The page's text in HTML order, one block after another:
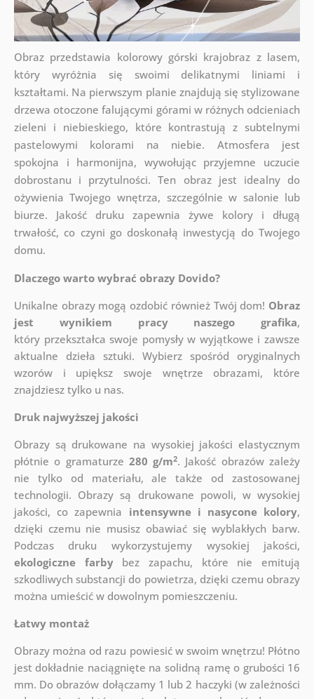
Obraz przedstawia kolorowy górski krajobraz z lasem,
który wyróżnia się swoimi delikatnymi liniami i
kształtami. Na pierwszym planie znajdują się stylizowane
drzewa otoczone falującymi górami w różnych odcieniach
zieleni i niebieskiego, które kontrastują z subtelnymi
pastelowymi kolorami na niebie. Atmosfera jest
spokojna i harmonijna, wywołując przyjemne uczucie
dobrostanu i przytulności. Ten obraz jest idealny do
ożywienia Twojego wnętrza, szczególnie w salonie lub
biurze. Jakość druku zapewnia żywe kolory i długą
trwałość, co czyni go doskonałą inwestycją do Twojego
domu.
Dlaczego warto wybrać obrazy Dovido?
Unikalne obrazy mogą ozdobić również Twój dom! Obraz
jest wynikiem pracy naszego grafika,
który przekształca swoje pomysły w wyjątkowe i zawsze
aktualne dzieła sztuki. Wybierz spośród oryginalnych
wzorów i upiększ swoje wnętrze obrazami, które
znajdziesz tylko u nas.
Druk najwyższej jakości
Obrazy są drukowane na wysokiej jakości elastycznym
płótnie o gramaturze 280 g/m2. Jakość obrazów zależy
nie tylko od materiału, ale także od zastosowanej
technologii. Obrazy są drukowane powoli, w wysokiej
jakości, co zapewnia intensywne i nasycone kolory,
dzięki czemu nie musisz obawiać się wyblakłych barw.
Podczas druku wykorzystujemy wysokiej jakości,
ekologiczne farbybez zapachu, które nie emitują
szkodliwych substancji do powietrza, dzięki czemu obrazy
można umieścić w dowolnym pomieszczeniu.
Łatwy montaż
Obrazy można od razu powiesić w swoim wnętrzu! Płótno
jest dokładnie naciągnięte na solidną ramę o grubości 16
mm. Do obrazów dołączamy 1 lub 2 haczyki (w zależności